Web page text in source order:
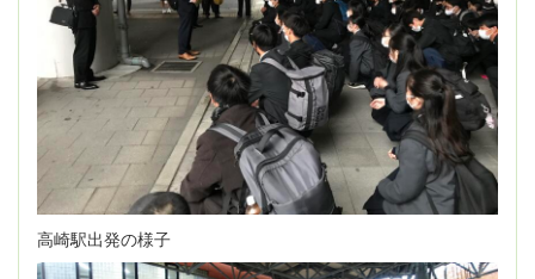
高崎駅出発の様子